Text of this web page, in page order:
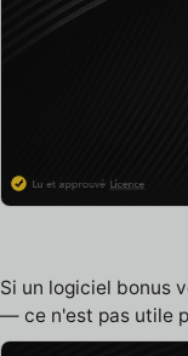
Si un logiciel bonus
— ce n'est pas utile